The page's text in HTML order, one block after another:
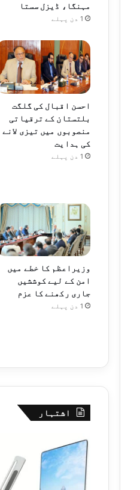
مہنگا، ڈیزل سستا
1 دن پہلے
احسن اقبال کی گلگت
بلتستان کے ترقیاتی
منصوبوں میں تیزی لانے
کی ہدایت
1 دن پہلے
وزیراعظم کا خطے میں
امن کے لیے کوششیں
جاری رکھنے کا عزم
1 دن پہلے
اشتہار